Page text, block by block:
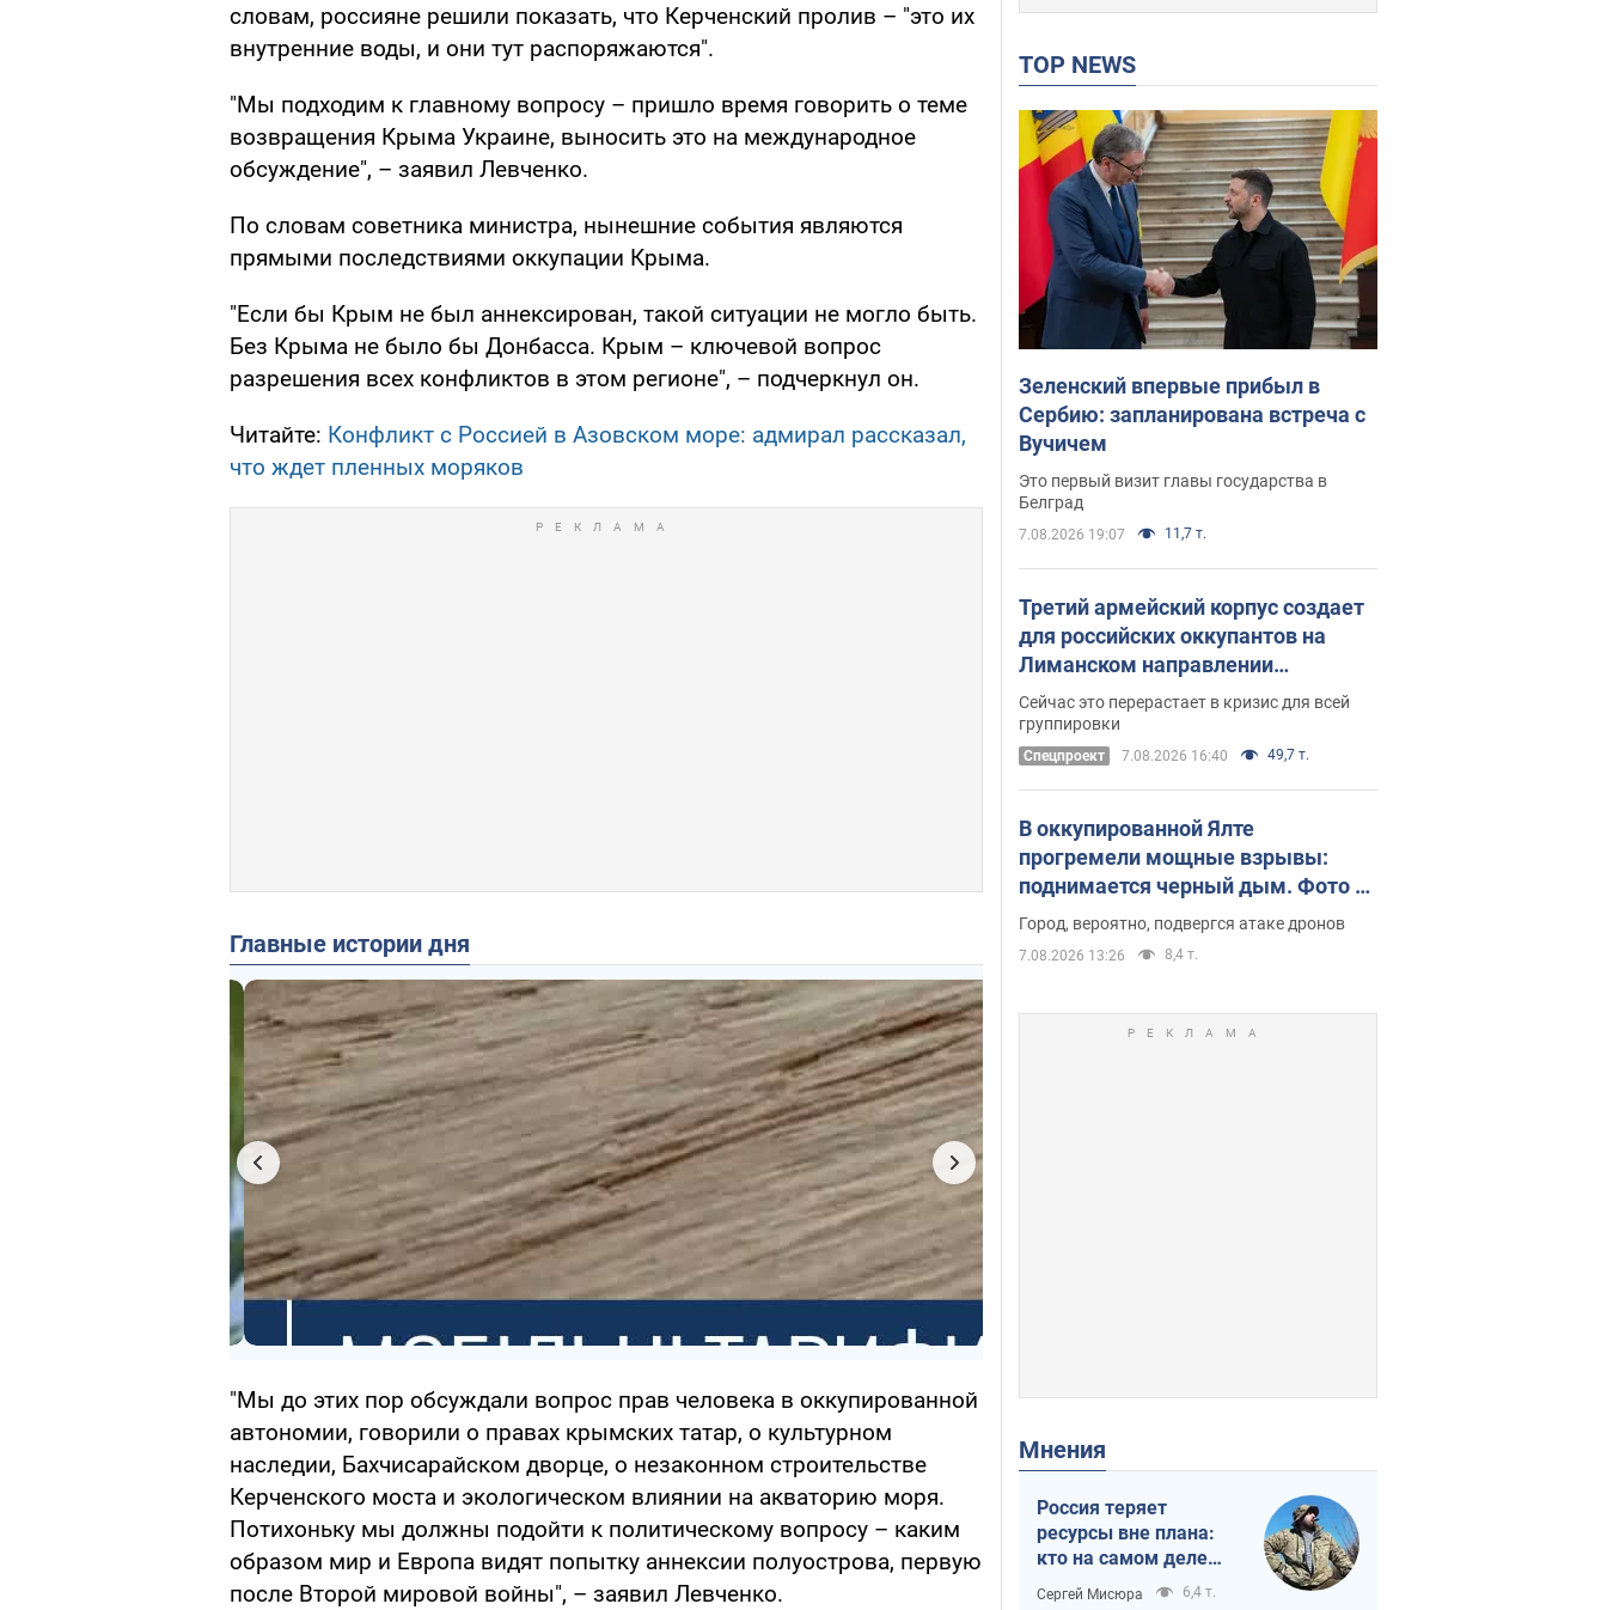
словам, россияне решили показать, что Керченский пролив – "это их
внутренние воды, и они тут распоряжаются".
"Мы подходим к главному вопросу – пришло время говорить о теме
возвращения Крыма Украине, выносить это на международное
обсуждение", – заявил Левченко.
По словам советника министра, нынешние события являются
прямыми последствиями оккупации Крыма.
"Если бы Крым не был аннексирован, такой ситуации не могло быть.
Без Крыма не было бы Донбасса. Крым – ключевой вопрос
разрешения всех конфликтов в этом регионе", – подчеркнул он.
Читайте: Конфликт с Россией в Азовском море: адмирал рассказал,
что ждет пленных моряков
Главные истории дня
"Мы до этих пор обсуждали вопрос прав человека в оккупированной
автономии, говорили о правах крымских татар, о культурном
наследии, Бахчисарайском дворце, о незаконном строительстве
Керченского моста и экологическом влиянии на акваторию моря.
Потихоньку мы должны подойти к политическому вопросу – каким
образом мир и Европа видят попытку аннексии полуострова, первую
после Второй мировой войны", – заявил Левченко.
TOP NEWS
Зеленский впервые прибыл в
Сербию: запланирована встреча с
Вучичем
Это первый визит главы государства в
Белград
7.08.2026 19:07 11,7 т.
Третий армейский корпус создает
для российских оккупантов на
Лиманском направлении
критический дискомфорт: как это
удалось
Сейчас это перерастает в кризис для всей
группировки
Спецпроект 7.08.2026 16:40 49,7 т.
В оккупированной Ялте
прогремели мощные взрывы:
поднимается черный дым. Фото и
видео
Город, вероятно, подвергся атаке дронов
7.08.2026 13:26 8,4 т.
Мнения
Россия теряет
ресурсы вне плана:
кто на самом деле
диктует темп войны
Сергей Мисюра 6,4 т.